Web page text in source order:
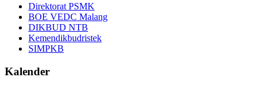
Direktorat PSMK
BOE VEDC Malang
DIKBUD NTB
Kemendikbudristek
SIMPKB
Kalender